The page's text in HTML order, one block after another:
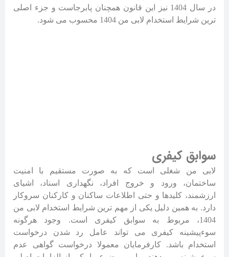
در سال 1404 نیز این قانون همچنان پابرجاست و جزء اصلی
ترین شرایط استخدام لابی من 1404 محسوب می شود.
سوابق کیفری
لابی من شغلی است که به صورت مستقیم با امنیت
ساختمان، ورود و خروج افراد، نگهداری اسناد، اشیای
ارزشمند، کلیدها و حتی اطلاعات ساکنان و کارکنان سروکار
دارد. به همین دلیل یکی از مهم ترین شرایط استخدام لابی من
1404، مربوط به سوابق کیفری است. وجود هرگونه
سوءپیشینه کیفری می تواند عامل رد شدن درخواست
استخدام باشد. کارفرمایان معمولا درخواست گواهی عدم